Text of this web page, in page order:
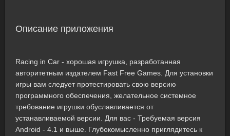
Описание приложения
Racing in Car - хорошая игрушка, разработанная
авторитетным издателем Fast Free Games. Для установки
игры вам следует протестировать свою версию
программного обеспечения, желательное системное
требование игрушки обуславливается от
устанавливаемой версии. Для вас - Требуемая версия
Android - 4.1 и выше. Глубокомысленно приглядитесь к